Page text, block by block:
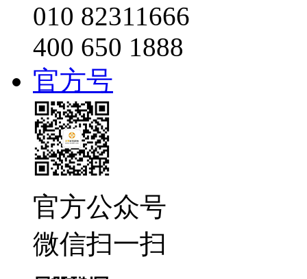
010 82311666
400 650 1888
官方号
官方公众号
微信扫一扫